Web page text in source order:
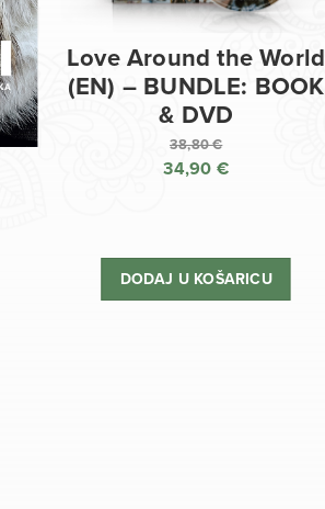
Love Around the World
(EN) – BUNDLE: BOOK
& DVD
38,80€
Izvorna
je:
38,80 €.
34,90 €
je:
34,90 €.
DODAJ U KOŠARICU